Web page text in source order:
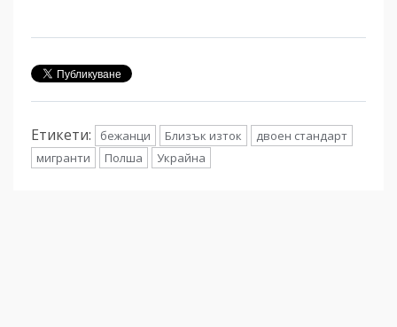
Етикети: бежанци Близък изток
двоен стандарт
мигранти
Полша Украйна